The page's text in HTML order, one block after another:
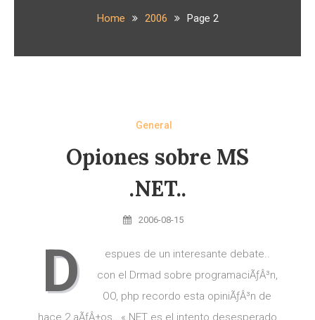
Home 2006 Page 2
General
Opiones sobre MS
.NET..
2006-08-15
D
espues de un interesante debate..
con el Drmad sobre programaciÃƒÂ³n,
OO, php recordo esta opiniÃƒÂ³n de
hace 2 aÃƒÂ±os.. «.NET es el intento desesperado